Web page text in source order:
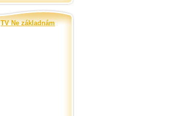
TV Ne základnám